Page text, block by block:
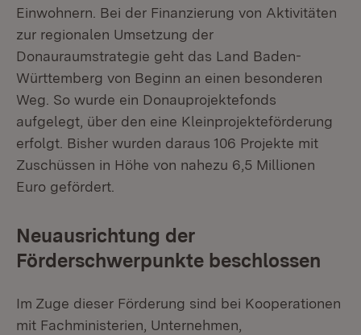
Einwohnern. Bei der Finanzierung von Aktivitäten
zur regionalen Umsetzung der
Donauraumstrategie geht das Land Baden-
Württemberg von Beginn an einen besonderen
Weg. So wurde ein Donauprojektefonds
aufgelegt, über den eine Kleinprojekteförderung
erfolgt. Bisher wurden daraus 106 Projekte mit
Zuschüssen in Höhe von nahezu 6,5 Millionen
Euro gefördert.
Neuausrichtung der
Förderschwerpunkte beschlossen
Im Zuge dieser Förderung sind bei Kooperationen
mit Fachministerien, Unternehmen,